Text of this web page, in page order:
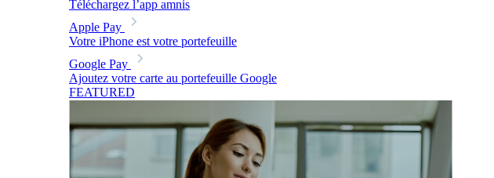
Téléchargez l’app amnis
Apple Pay
Votre iPhone est votre portefeuille
Google Pay
Ajoutez votre carte au portefeuille Google
FEATURED